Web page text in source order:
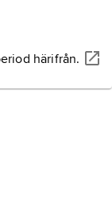
härifrån.